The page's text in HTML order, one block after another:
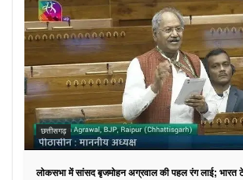
छत्तीसगढ़
लोकसभा में सांसद बृजमोहन अग्रवाल की पहल रंग लाई;